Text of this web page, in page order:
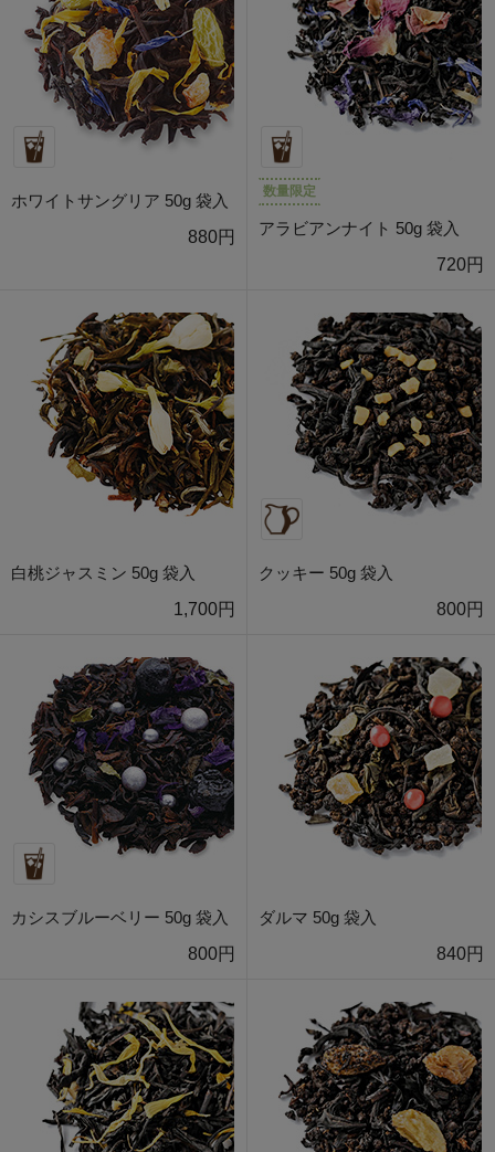
ホワイトサングリア 50g 袋入
880円
数量限定
アラビアンナイト 50g 袋入
720円
白桃ジャスミン 50g 袋入
1,700円
クッキー 50g 袋入
800円
カシスブルーベリー 50g 袋入
800円
ダルマ 50g 袋入
840円